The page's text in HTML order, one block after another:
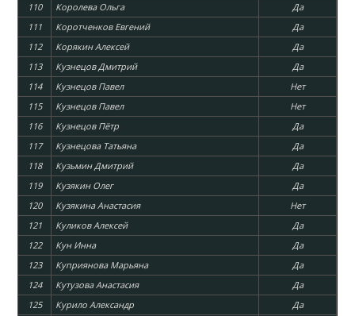
110
Королева Ольга
Да
111
Коротченков Евгений
Да
112
Корякин Алексей
Да
113
Кузнецов Дмитрий
Да
114
Кузнецов Павел
Нет
115
Кузнецов Павел
Нет
116
Кузнецов Пётр
Да
117
Кузнецова Татьяна
Да
118
Кузьмин Дмитрий
Да
119
Кузякин Олег
Да
120
Кузякина Анастасия
Нет
121
Куликов Алексей
Да
122
Кун Инна
Да
123
Куприянова Марьяна
Да
124
Кутузова Анастасия
Да
125
Курило Александр
Да